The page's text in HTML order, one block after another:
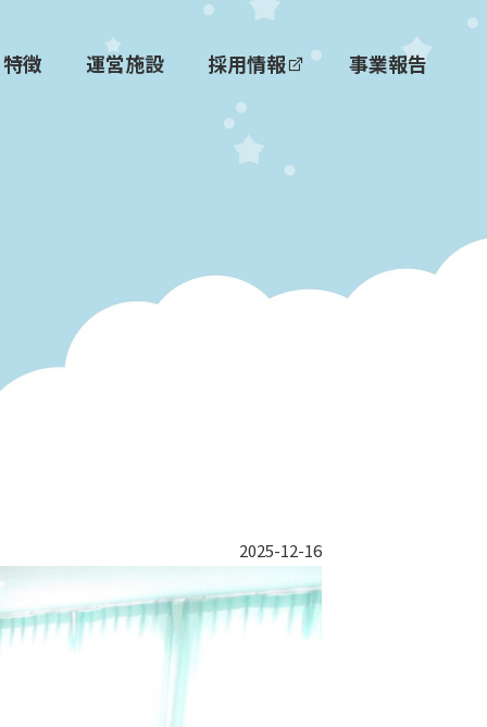
特徴 運営施設 採用情報 事業報告
2025-12-16